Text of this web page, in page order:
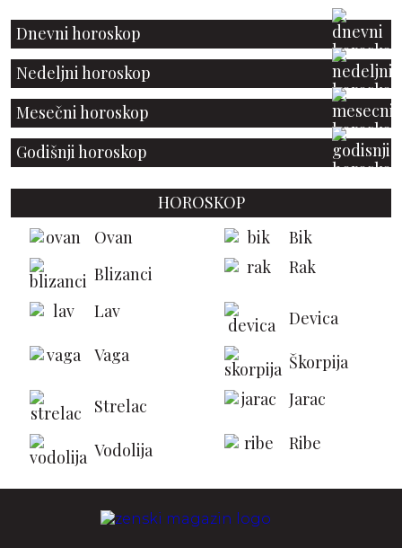
Dnevni horoskop
Nedeljni horoskop
Mesečni horoskop
Godišnji horoskop
HOROSKOP
Ovan
Bik
Blizanci
Rak
Lav
Devica
Vaga
Škorpija
Strelac Jarac
Vodolija Ribe